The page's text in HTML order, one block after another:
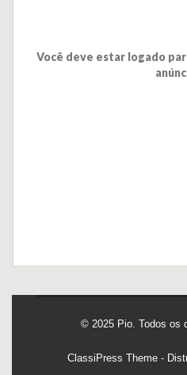
Você deve estar logado
© 2025 Pio. Todos os
ClassiPress Theme -